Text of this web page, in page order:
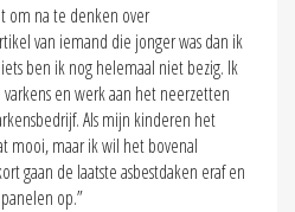
om na te denken over
van iemand die jonger was dan ik
ben ik nog helemaal niet bezig. Ik
en werk aan het neerzetten
Als mijn kinderen het
mooi, maar ik wil het bovenal
gaan de laatste asbestdaken eraf en
op.”